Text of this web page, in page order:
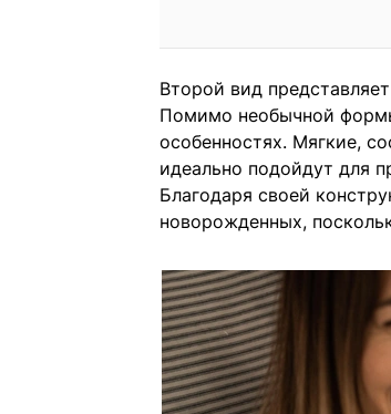
Второй вид
Помимо необычной
особенностях. Мягкие,
идеально подойдут для
Благодаря своей
новорожденных,